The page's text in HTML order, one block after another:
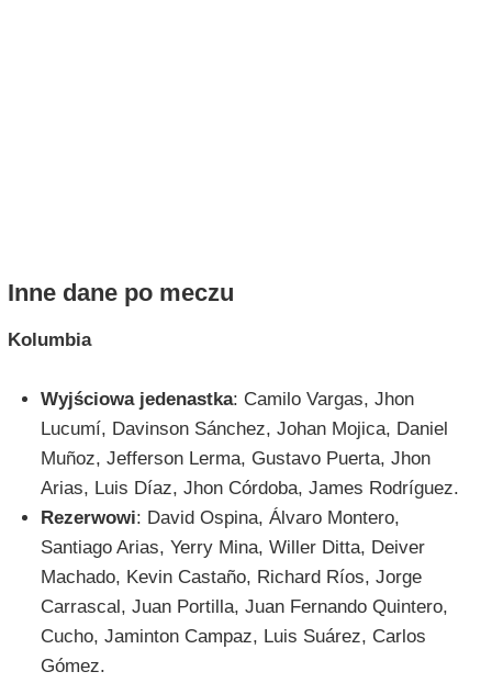
Inne dane po meczu
Kolumbia
Wyjściowa jedenastka: Camilo Vargas, Jhon
Lucumí, Davinson Sánchez, Johan Mojica, Daniel
Muñoz, Jefferson Lerma, Gustavo Puerta, Jhon
Arias, Luis Díaz, Jhon Córdoba, James Rodríguez.
Rezerwowi: David Ospina, Álvaro Montero,
Santiago Arias, Yerry Mina, Willer Ditta, Deiver
Machado, Kevin Castaño, Richard Ríos, Jorge
Carrascal, Juan Portilla, Juan Fernando Quintero,
Cucho, Jaminton Campaz, Luis Suárez, Carlos
Gómez.